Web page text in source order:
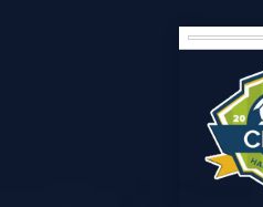
Skip
to